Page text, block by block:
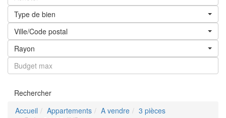
Type de bien
Ville/Code postal
Rayon
Rechercher
Accueil
Appartements A vendre
3 pièces